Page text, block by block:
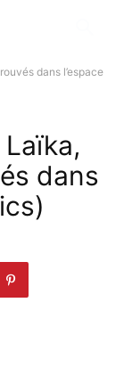
dans l’espace
dans